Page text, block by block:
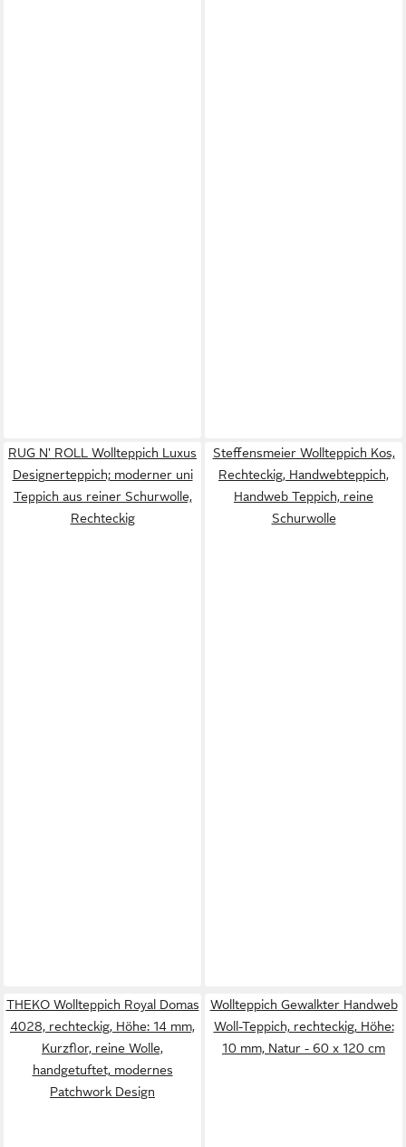
RUG N' ROLL Wollteppich Luxus
Designerteppich; moderner uni
Teppich aus reiner Schurwolle,
Rechteckig
Steffensmeier Wollteppich Kos,
Rechteckig, Handwebteppich,
Handweb Teppich, reine
Schurwolle
THEKO Wollteppich Royal Domas
4028, rechteckig, Höhe: 14 mm,
Kurzflor, reine Wolle,
handgetuftet, modernes
Patchwork Design
Wollteppich Gewalkter Handweb
Woll-Teppich, rechteckig, Höhe:
10 mm, Natur - 60 x 120 cm